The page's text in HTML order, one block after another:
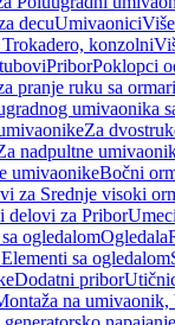
decuUmivaonici
konzolni
PriborPoklopci
pranje ruku sa
umivaonika
Za
nadpultne
umivaonikeBočni
za Srednje visoki
delovi za Pribor
ogledalomOgledala
sa ogledalom
Dodatni pribor
na umivaonik,